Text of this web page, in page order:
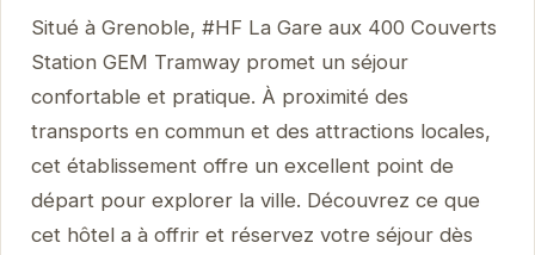
Situé à Grenoble, #HF La Gare aux 400 Couverts
Station GEM Tramway promet un séjour
confortable et pratique. À proximité des
transports en commun et des attractions locales,
cet établissement offre un excellent point de
départ pour explorer la ville. Découvrez ce que
cet hôtel a à offrir et réservez votre séjour dès